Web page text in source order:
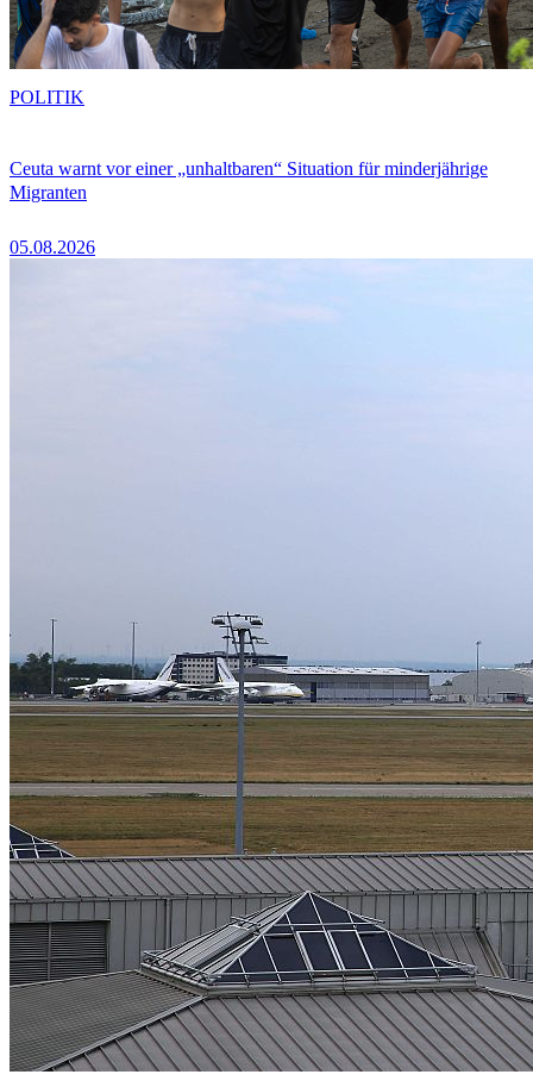
Ceuta warnt vor einer „unhaltbaren“ Situation für minderjährige
Migranten
05.08.2026
POLITIK